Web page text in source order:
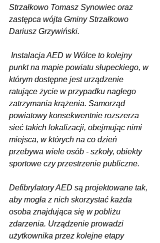
Strzałkowo Tomasz Synowiec oraz
zastępca wójta Gminy Strzałkowo
Dariusz Grzywiński.
punkt na mapie powiatu słupeckiego, w
którym dostępne jest urządzenie
ratujące życie w przypadku nagłego
zatrzymania krążenia. Samorząd
powiatowy konsekwentnie rozszerza
sieć takich lokalizacji, obejmując nimi
miejsca, w których na co dzień
przebywa wiele osób - szkoły, obiekty
sportowe czy przestrzenie publiczne.
Defibrylatory AED są projektowane tak,
aby mogła z nich skorzystać każda
osoba znajdująca się w pobliżu
zdarzenia. Urządzenie prowadzi
użytkownika przez kolejne etapy